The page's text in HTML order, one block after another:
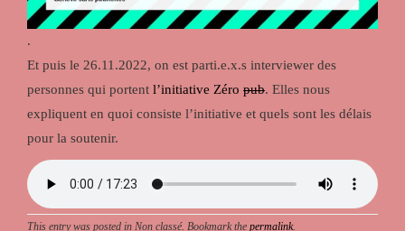
.
Et puis le 26.11.2022, on est parti.e.x.s interviewer des
personnes qui portent l’initiative Zéro pub. Elles nous
expliquent en quoi consiste l’initiative et quels sont les délais
pour la soutenir.
This entry was posted in Non classé. Bookmark the permalink.